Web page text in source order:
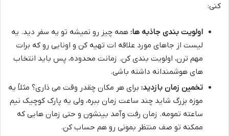
کنی:
اولویت بندی جاذبه ها: همه چیز رو نمیشه تو یه سفر دید. یه
لیست از جاهای مورد علاقه ات تهیه کن و اونایی رو که برات
مهم ترن، اولویت بندی کن. زمانت محدوده، پس باید انتخاب
های هوشمندانه داشته باشی.
تخمین زمان بازدید: برای هر مکان چقدر وقت می ذاری؟ مثلاً یه
موزه بزرگ شاید چند ساعت زمان ببره، ولی یه پارک کوچیک نیم
ساعته تمومه. زمان رفت وآمد بینشون و حتی زمان هایی که
ممکنه تو صف منتظر بمونی رو هم حساب کن.